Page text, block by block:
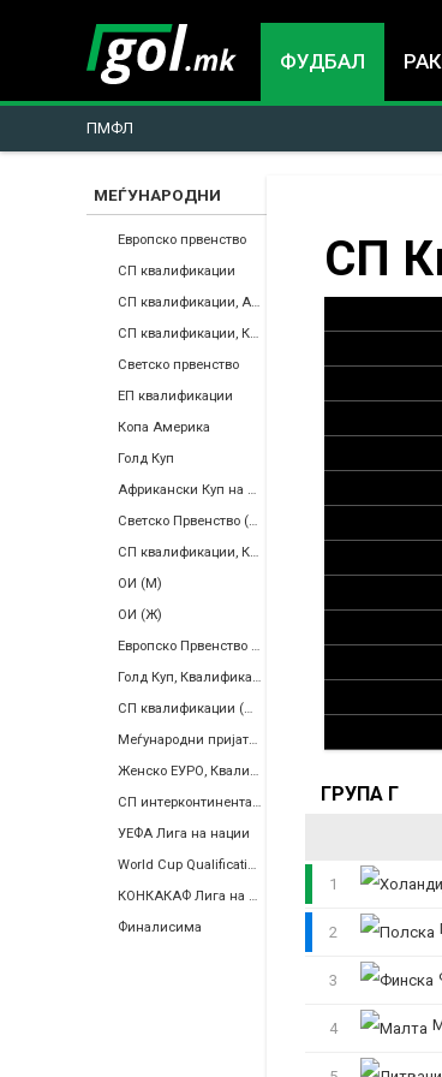
ФУДБАЛ
ПМФЛ
You
are
here
СП
ГРУПА Г
1
2
3
4
МЕЃУНАРОДНИ
Европско првенство
СП квалификации
СП квалификации, Африка
СП квалификации, КОНКАКАФ
Светско првенство
ЕП квалификации
Копа Америка
Голд Куп
Африкански Куп на Нации
Светско Првенство (Ж)
СП квалификации, КОНМЕБОЛ
ОИ (М)
ОИ (Ж)
Европско Првенство (Ж)
Голд Куп, Квалификации
СП квалификации (Ж), Европа
Меѓународни пријателски
Женско ЕУРО, Квалификации
СП интерконтинентален плеј-оф
УЕФА Лига на нации
World Cup Qualification, Women, Inter-Confederation Playoffs
КОНКАКАФ Лига на Нации
Финалисима